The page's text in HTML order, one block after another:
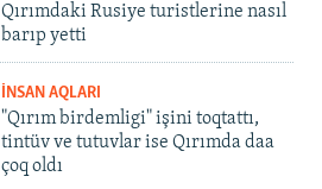
Qırımdaki Rusiye turistlerine nasıl
barıp yetti
İNSAN AQLARI
"Qırım birdemligi" işini toqtattı,
tintüv ve tutuvlar ise Qırımda daa
çoq oldı